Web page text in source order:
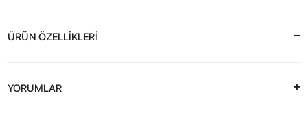
ÜRÜN ÖZELLİKLERİ
YORUMLAR